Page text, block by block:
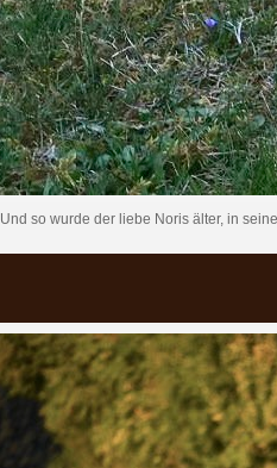
Und so wurde der liebe Noris älter, in